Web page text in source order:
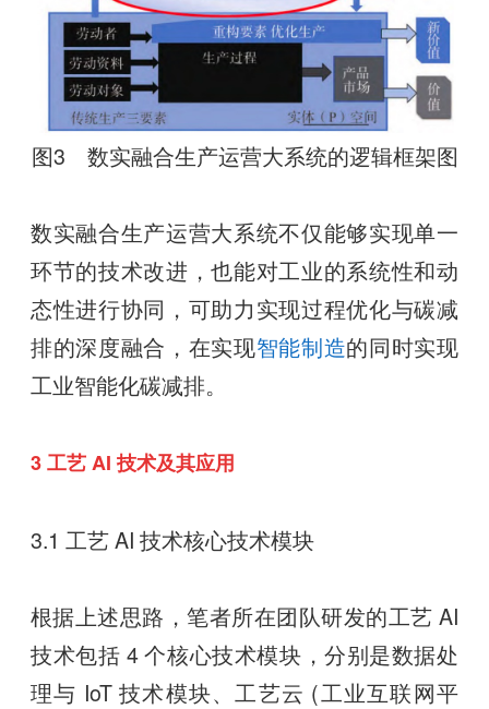
图3 数实融合生产运营大系统的逻辑框架图
数实融合生产运营大系统不仅能够实现单一
环节的技术改进，也能对工业的系统性和动
态性进行协同，可助力实现过程优化与碳减
排的深度融合，在实现智能制造的同时实现
工业智能化碳减排。
3 工艺 AI 技术及其应用
3.1 工艺 AI 技术核心技术模块
根据上述思路，笔者所在团队研发的工艺 AI
技术包括 4 个核心技术模块，分别是数据处
理与 IoT 技术模块、工艺云 (工业互联网平